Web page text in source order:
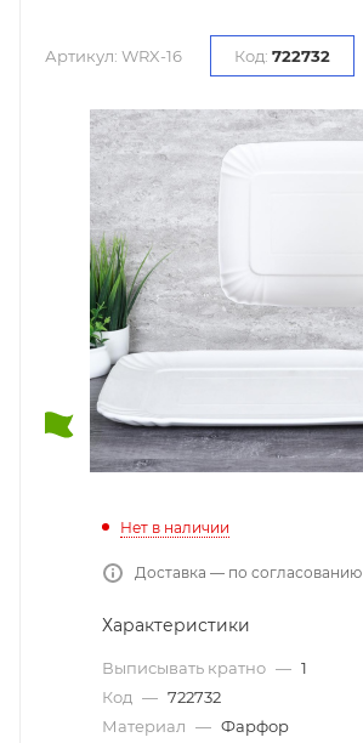
Артикул: WRX-16 Код: 722732
Нет в наличии
Доставка — по согласованию
Характеристики
Выписывать кратно — 1
Код — 722732
Материал — Фарфор